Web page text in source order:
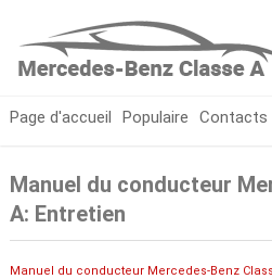
Page d'accueil Populaire Contacts
Manuel du conducteur
A: Entretien
Manuel du conducteur Mercedes-Benz